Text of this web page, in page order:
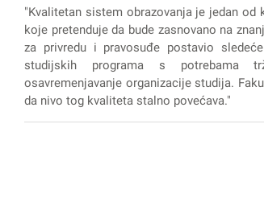
"Kvalitetan sistem obrazovanja je jedan od
koje pretenduje da bude zasnovano na
za privredu i pravosuđe postavio
studijskih programa s potrebama
osavremenjavanje organizacije studija.
da nivo tog kvaliteta stalno povećava."